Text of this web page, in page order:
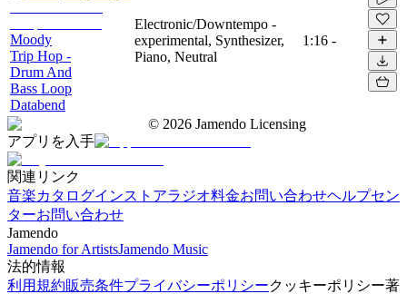
Moody
Trip Hop -
Drum And
Bass Loop
Databend
Electronic/Downtempo -
experimental, Synthesizer,
Piano, Neutral
1:16 -
© 2026 Jamendo Licensing
アプリを入手
関連リンク
音楽カタログインストアラジオ料金お問い合わせヘルプセン
ターお問い合わせ
Jamendo
Jamendo for ArtistsJamendo Music
法的情報
利用規約販売条件プライバシーポリシークッキーポリシー著